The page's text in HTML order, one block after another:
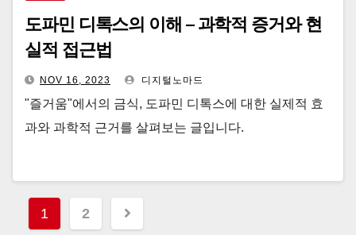
도파민 디톡스의 이해 – 과학적 증거와 현
실적 접근법
NOV 16, 2023 디지털노마드
"즐거움"에서의 금식, 도파민 디톡스에 대한 실제적 효
과와 과학적 근거를 살펴보는 글입니다.
Posts
1 2